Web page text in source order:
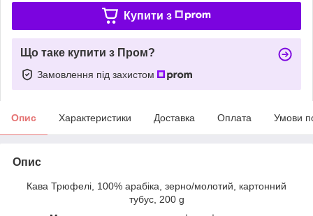
Купити з
Що таке купити з Пром?
Замовлення під захистом
Опис Характеристики Доставка Оплата Умови
Опис
Кава Трюфелі, 100% арабіка, зерно/молотий, картонний
тубус, 200 g